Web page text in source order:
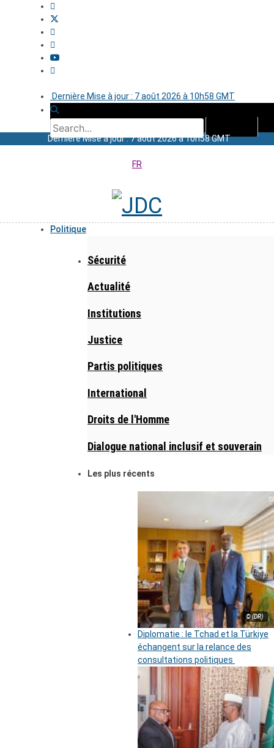
Dernière Mise à jour : 7 août 2026 à 10h58 GMT
Dernière Mise à jour : 7 août 2026 à 10h58 GMT
FR
Politique
Sécurité
Actualité
Institutions
Justice
Partis politiques
International
Droits de l'Homme
Dialogue national inclusif et souverain
Les plus récents
© (DR)
Diplomatie : le Tchad et la Türkiye
échangent sur la relance des
consultations politiques